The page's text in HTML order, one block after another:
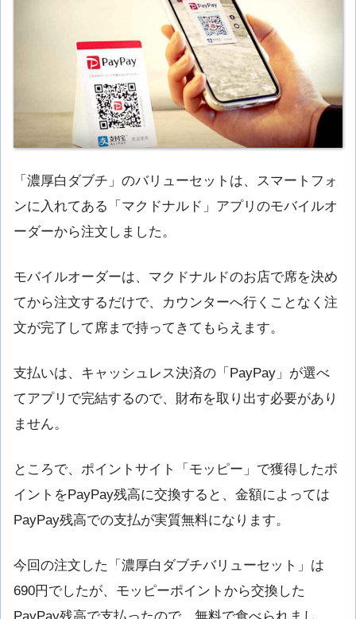
「濃厚白ダブチ」のバリューセットは、スマートフォ
ンに入れてある「マクドナルド」アプリのモバイルオ
ーダーから注文しました。
モバイルオーダーは、マクドナルドのお店で席を決め
てから注文するだけで、カウンターへ行くことなく注
文が完了して席まで持ってきてもらえます。
支払いは、キャッシュレス決済の「PayPay」が選べ
てアプリで完結するので、財布を取り出す必要があり
ません。
ところで、ポイントサイト「モッピー」で獲得したポ
イントをPayPay残高に交換すると、金額によっては
PayPay残高での支払が実質無料になります。
今回の注文した「濃厚白ダブチバリューセット」は
690円でしたが、モッピーポイントから交換した